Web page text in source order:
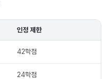
인정 제한
42학점
24학점